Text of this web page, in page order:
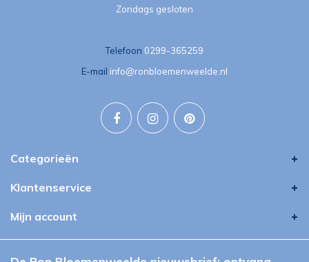
Zondags gesloten
Telefoon 0299-365259
E-mail info@ronbloemenweelde.nl
Categorieën
Klantenservice
Mijn account